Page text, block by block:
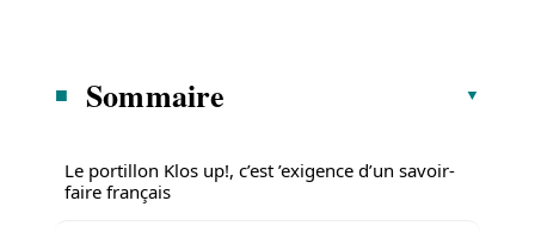
Sommaire
Le portillon Klos up!, c’est ’exigence d’un savoir-
faire français